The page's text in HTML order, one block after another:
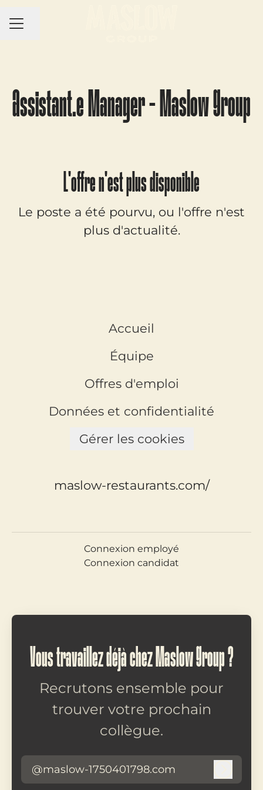
MENU CARRIÈRE
Partager la page
Assistant.e Manager - Maslow Group
L'offre n'est plus disponible
Le poste a été pourvu, ou l'offre n'est
plus d'actualité.
Accueil
Équipe
Offres d'emploi
Données et confidentialité
Gérer les cookies
maslow-restaurants.com/
Connexion employé
Connexion candidat
Vous travaillez déjà chez Maslow Group ?
Recrutons ensemble pour
trouver votre prochain
collègue.
@maslow-1750401798.com